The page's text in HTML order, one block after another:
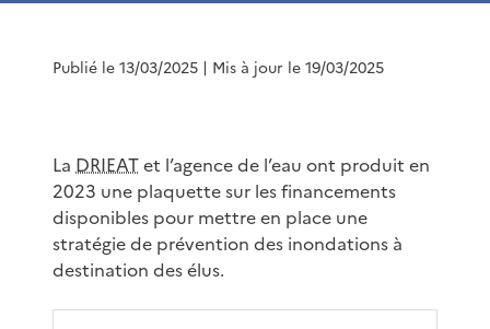
Publié le 13/03/2025 | Mis à jour le 19/03/2025
La DRIEATet l’agence de l’eau ont produit en
2023 une plaquette sur les financements
disponibles pour mettre en place une
stratégie de prévention des inondations à
destination des élus.